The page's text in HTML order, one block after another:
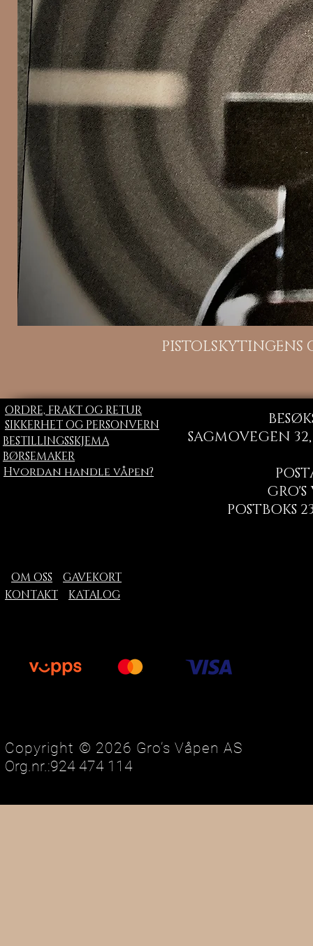
ORDRE, FRAKT OG RETUR
SIKKERHET OG PERSONVERN
BESTILLINGSSKJEMA
BØRSEMAKER
SAGMOVEGEN
GRO'S
POSTBOKS
Hvordan handle våpen?
OM OSS
GAVEKORT
KONTAKT
KATALOG
Copyright © 2026 Gro’s Våpen AS
Org.nr.:924 474 114